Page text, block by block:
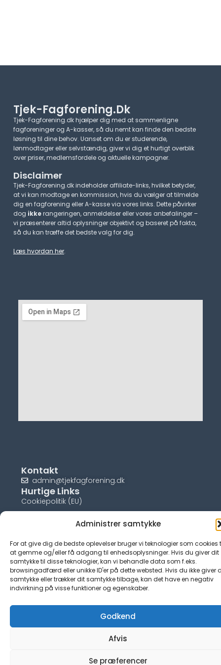
Administrer samtykke
For at give dig de bedste oplevelser bruger vi teknologier som cookies
at gemme og/eller få adgang til enhedsoplysninger. Hvis du giver dit
samtykke til disse teknologier, kan vi behandle data som f.eks.
browsingadfærd eller unikke ID'er på dette websted. Hvis du ikke giver
samtykke eller trækker dit samtykke tilbage, kan det have en negativ
indvirkning på visse funktioner og egenskaber.
Godkend
Afvis
Se præferencer
Tjek-Fagforening.dk
Tjek-Fagforening.dk hjælper dig med at sammenligne
fagforeninger og A-kasser, så du nemt kan finde den bedste
løsning til dine behov. Uanset om du er studerende,
lønmodtager eller selvstændig, giver vi dig et hurtigt overblik
over priser, medlemsfordele og aktuelle kampagner.​
Disclaimer
Tjek-Fagforening.dk indeholder affiliate-links, hvilket betyder,
at vi kan modtage en kommission, hvis du vælger at tilmelde
dig en fagforening eller A-kasse via vores links. Dette påvirker
dog ikkerangeringen, anmeldelser eller vores anbefalinger –
vi præsenterer altid oplysninger objektivt og baseret på fakta,
så du kan træffe det bedste valg for dig.
Læs hvordan her.
Kontakt
admin@tjekfagforening.dk
Hurtige Links
Cookiepolitik (EU)
© tjek-fagforening.dk